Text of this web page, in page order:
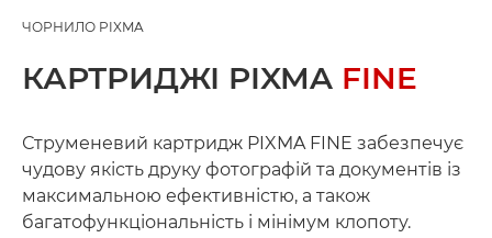
ЧОРНИЛО PIXMA
КАРТРИДЖІ PIXMA FINE
Струменевий картридж PIXMA FINE забезпечує
чудову якість друку фотографій та документів із
максимальною ефективністю, а також
багатофункціональність і мінімум клопоту.